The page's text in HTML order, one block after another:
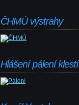
ČHMÚ výstrahy
Hlášení pálení klestí